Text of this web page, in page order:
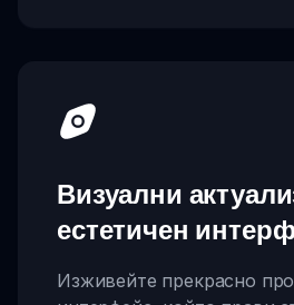
Визуални
естетичен
Изживейте прекрасно